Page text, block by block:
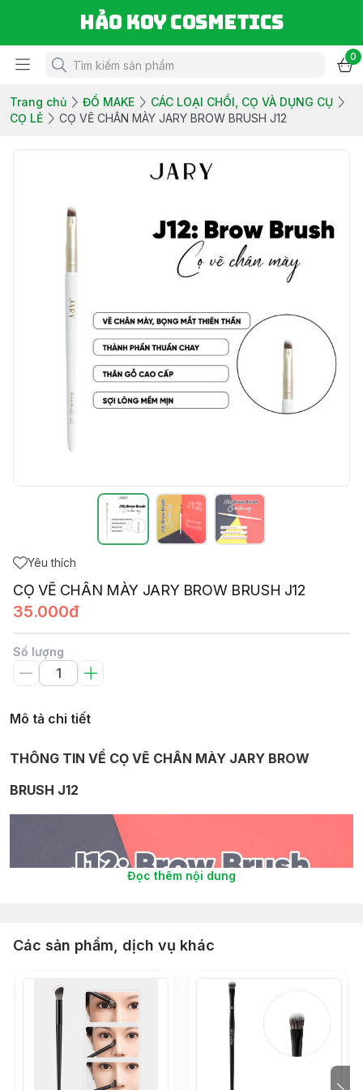
Hảo Koy Cosmetics
0
Trang chủ ĐỒ MAKE
CÁC LOẠI CHỔI, CỌ VÀ DỤNG CỤ
CỌ LẺ
CỌ VẼ CHÂN MÀY JARY BROW BRUSH J12
Yêu thích
CỌ VẼ CHÂN MÀY JARY BROW BRUSH J12
35.000đ
Số lượng
Mô tả chi tiết
THÔNG TIN VỀ CỌ VẼ CHÂN MÀY JARY BROW
BRUSH J12
Đọc thêm nội dung
Các sản phẩm, dịch vụ khác